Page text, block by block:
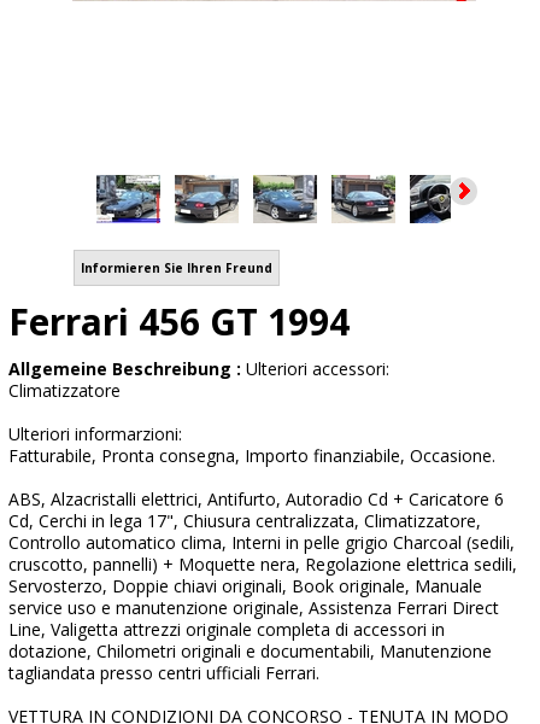
Informieren Sie Ihren Freund
Ferrari 456 GT 1994
Allgemeine Beschreibung : Ulteriori accessori:
Climatizzatore
Ulteriori informarzioni:
Fatturabile, Pronta consegna, Importo finanziabile, Occasione.
ABS, Alzacristalli elettrici, Antifurto, Autoradio Cd + Caricatore 6
Cd, Cerchi in lega 17", Chiusura centralizzata, Climatizzatore,
Controllo automatico clima, Interni in pelle grigio Charcoal (sedili,
cruscotto, pannelli) + Moquette nera, Regolazione elettrica sedili,
Servosterzo, Doppie chiavi originali, Book originale, Manuale
service uso e manutenzione originale, Assistenza Ferrari Direct
Line, Valigetta attrezzi originale completa di accessori in
dotazione, Chilometri originali e documentabili, Manutenzione
tagliandata presso centri ufficiali Ferrari.
VETTURA IN CONDIZIONI DA CONCORSO - TENUTA IN MODO